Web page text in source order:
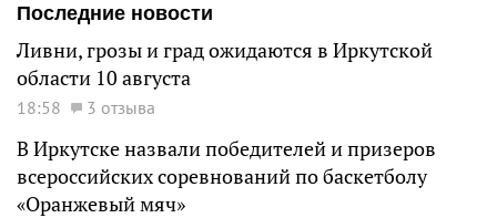
Последние новости
Ливни, грозы и град ожидаются в Иркутской
области 10 августа
18:58 3 отзыва
В Иркутске назвали победителей и призеров
всероссийских соревнований по баскетболу
«Оранжевый мяч»